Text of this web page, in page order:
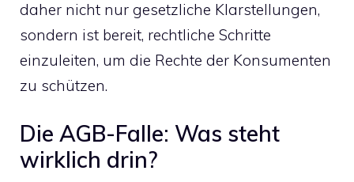
daher nicht nur gesetzliche Klarstellungen,
sondern ist bereit, rechtliche Schritte
einzuleiten, um die Rechte der Konsumenten
zu schützen.
Die AGB-Falle: Was steht
wirklich drin?